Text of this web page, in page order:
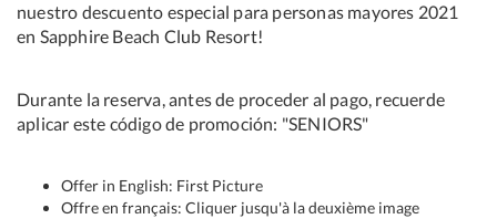
nuestro descuento especial para personas mayores 2021
en Sapphire Beach Club Resort!
Durante la reserva, antes de proceder al pago, recuerde
aplicar este código de promoción: "SENIORS"
Offer in English: First Picture
Offre en français: Cliquer jusqu'à la deuxième image